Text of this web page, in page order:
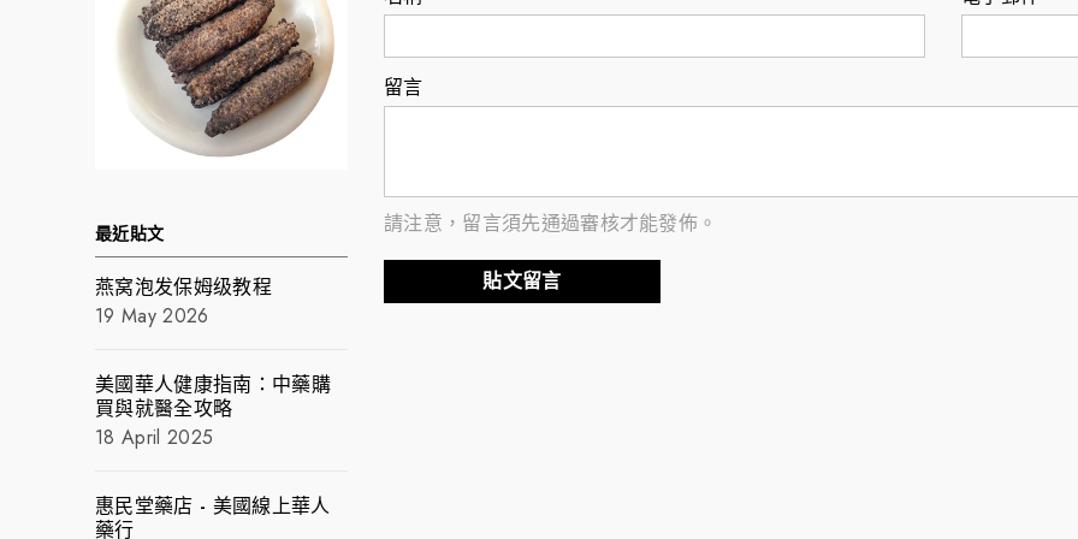
最近貼文
燕窝泡发保姆级教程
19 May 2026
美國華人健康指南：中藥購
買與就醫全攻略
18 April 2025
惠民堂藥店 - 美國線上華人
藥行
留言
請注意，留言須先通過審核才能發佈。